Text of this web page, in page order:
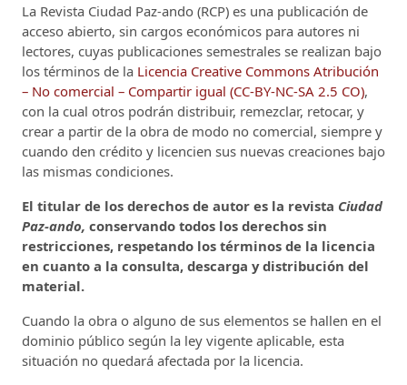
La Revista Ciudad Paz-ando (RCP) es una publicación de
acceso abierto, sin cargos económicos para autores ni
lectores, cuyas publicaciones semestrales se realizan bajo
los términos de la Licencia Creative Commons Atribución
– No comercial – Compartir igual (CC-BY-NC-SA 2.5 CO),
con la cual otros podrán distribuir, remezclar, retocar, y
crear a partir de la obra de modo no comercial, siempre y
cuando den crédito y licencien sus nuevas creaciones bajo
las mismas condiciones.
El titular de los derechos de autor es la revista Ciudad
Paz-ando, conservando todos los derechos sin
restricciones, respetando los términos de la licencia
en cuanto a la consulta, descarga y distribución del
material.
Cuando la obra o alguno de sus elementos se hallen en el
dominio público según la ley vigente aplicable, esta
situación no quedará afectada por la licencia.